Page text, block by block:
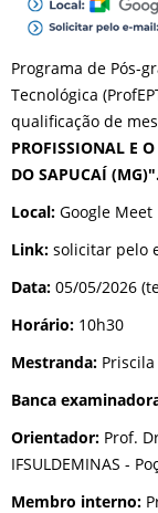
Programa de Pós-
Tecnológica
qualificação de
PROFISSIONAL E
DO SAPUCAÍ
Local: Google Meet
Link: solicitar pelo
Data: 05/05/2026
Horário: 10h30
Mestranda:
Banca
Orientador: Prof.
IFSULDEMINAS -
Membro interno: